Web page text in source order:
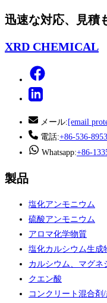
迅速な対応、見積
XRD CHEMICAL
メール: [email
電話:+86-536-
Whatsapp:+86-
製品
塩化アンモニウム
硫酸アンモニウム
アロマ化学物質
塩化カルシウム生成
カルシウム、マグネ
クエン酸
コンクリート混合剤/